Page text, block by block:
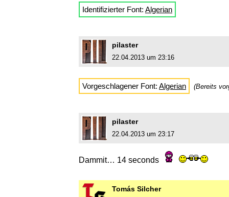
Identifizierter Font: Algerian
pilaster
22.04.2013 um 23:16
Vorgeschlagener Font: Algerian (Bereits
pilaster
22.04.2013 um 23:17
Dammit… 14 seconds
Tomás Silcher